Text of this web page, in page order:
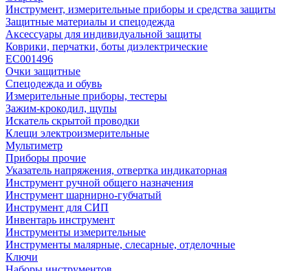
Инструмент, измерительные приборы и средства защиты
Защитные материалы и спецодежда
Аксессуары для индивидуальной защиты
Коврики, перчатки, боты диэлектрические
EC001496
Очки защитные
Спецодежда и обувь
Измерительные приборы, тестеры
Зажим-крокодил, щупы
Искатель скрытой проводки
Клещи электроизмерительные
Мультиметр
Приборы прочие
Указатель напряжения, отвертка индикаторная
Инструмент ручной общего назначения
Инструмент шарнирно-губчатый
Инструмент для СИП
Инвентарь инструмент
Инструменты измерительные
Инструменты малярные, слесарные, отделочные
Ключи